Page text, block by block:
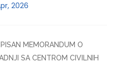
2026
MEMORANDUM O
SA CENTROM CIVILNIH